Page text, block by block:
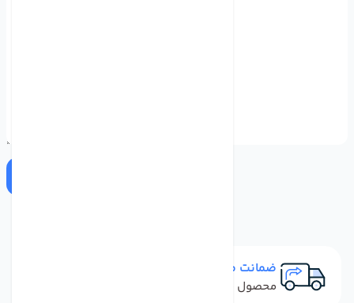
ضمانت مرجوعی
محصول نباید آسیب دیده باشد